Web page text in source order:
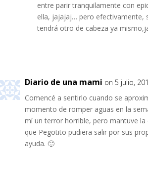
entre parir tranquilamente con
ella, jajajaj… pero efectivamente,
tendrá otro de cabeza ya
Diario de una mami on 5 julio,
Comencé a sentirlo cuando se
momento de romper aguas en la
mí un terror horrible, pero mantuve
que Pegotito pudiera salir por sus
ayuda. 🙂